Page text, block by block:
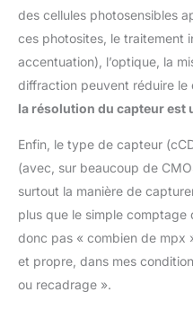
des cellules photosensibles
ces photosites, le traitement
accentuation), l’optique, la
diffraction peuvent réduire le
la résolution du capteur est
Enfin, le type de capteur
(avec, sur beaucoup de
surtout la manière de
plus que le simple comptage
donc pas « combien de mpx
et propre, dans mes
ou recadrage ».